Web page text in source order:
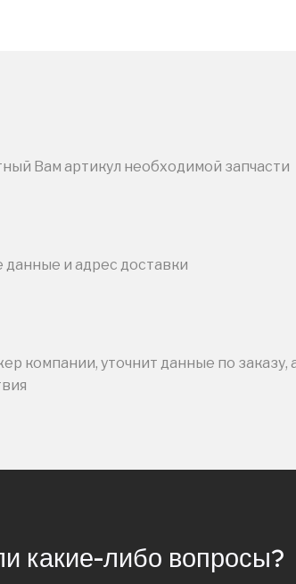
Вам артикул необходимой запчасти
и адрес доставки
компании, уточнит данные по заказу,
какие-либо вопросы?